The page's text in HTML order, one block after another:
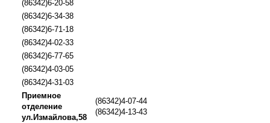
(86342)6-20-58
(86342)6-34-38
(86342)6-71-18
(86342)4-02-33
(86342)6-77-65
(86342)4-03-05
(86342)4-31-03
Приемное
отделение
ул.Измайлова,58
(86342)4-07-44
(86342)4-13-43